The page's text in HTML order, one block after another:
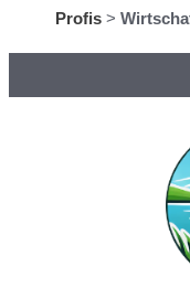
Profis>